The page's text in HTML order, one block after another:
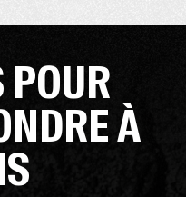
À